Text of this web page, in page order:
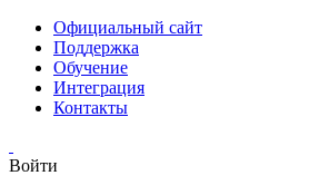
Официальный сайт
Поддержка
Обучение
Интеграция
Контакты
Войти